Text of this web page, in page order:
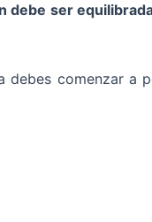
debe ser
debes comenzar a